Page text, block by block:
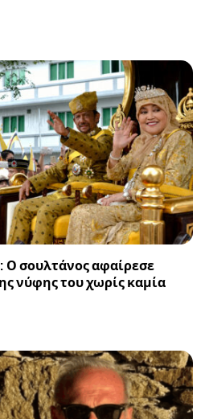
Ο σουλτάνος αφαίρεσε
νύφης του χωρίς καμία